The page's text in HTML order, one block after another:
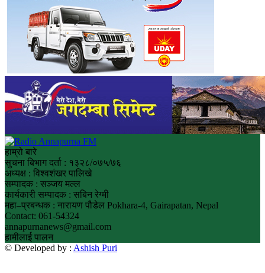
हाम्रो बारे
सुचना बिभाग दर्ता : १३२८/०७५/७६
अध्यक्ष : विश्वशंखर पालिखे
सम्पादक : सञ्जय मल्ल
कार्यकारी सम्पादक : सबिन रेग्मी
महा–प्रबन्धक : नारायण पौडेल Pokhara-4, Gairapatan, Nepal
Contact: 061-54324
annapurnanews@gmail.com
हामीलाई पालन
© Developed by : Ashish Puri